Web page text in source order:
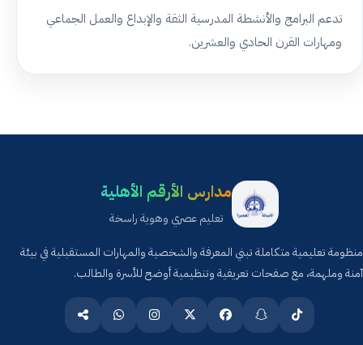
تدعم البرامج والأنشطة المدرسية الثقة والإبداع والعمل الجماعي
ومهارات القرن الحادي والعشرين.
مدارس الأرقم الأهلية
تعليم عصري وهوية راسخة
منظومة تعليمية متكاملة تبني المعرفة والشخصية والمهارات المستقبلية في بيئة
آمنة وملهمة، مع صفحات تعريفية وتنظيمية أوضح للأسرة والطالب.